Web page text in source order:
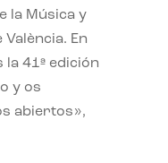
la Música y
En
41ª edición
y os
abiertos»,